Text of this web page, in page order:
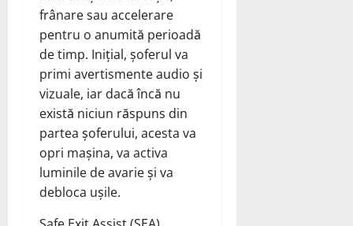
frânare sau accelerare
pentru o anumită perioadă
de timp. Inițial, șoferul va
primi avertismente audio și
vizuale, iar dacă încă nu
există niciun răspuns din
partea șoferului, acesta va
opri mașina, va activa
luminile de avarie și va
debloca ușile.